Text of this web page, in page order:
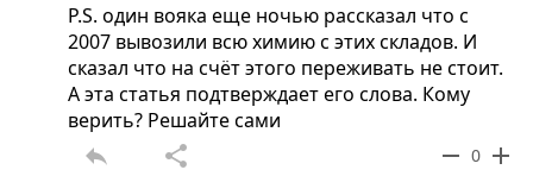
P.S. один вояка еще ночью рассказал что с
2007 вывозили всю химию с этих складов. И
сказал что на счёт этого переживать не стоит.
А эта статья подтверждает его слова. Кому
верить? Решайте сами
reply share remove 0 add